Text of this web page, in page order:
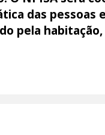
das pessoas
pela